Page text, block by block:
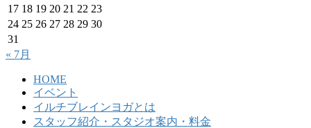
17 18 19 20 21 22 23
24 25 26 27 28 29 30
31
« 7月
HOME
イベント
イルチブレインヨガとは
スタッフ紹介・スタジオ案内・料金